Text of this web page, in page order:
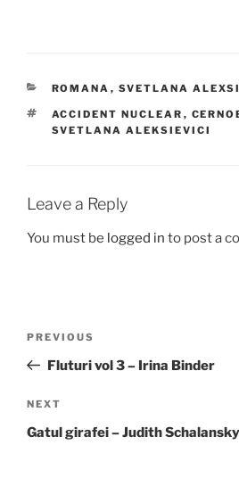
CATEGORIES
ROMANA , SVETLANA
TAGS
ACCIDENT NUCLEAR ,
SVETLANA ALEKSIEVICI
Leave a Reply
You must be logged in to post a
Previous
Post
PREVIOUS
Fluturi vol 3 – Irina Binder
Next
Post
NEXT
Gatul girafei – Judith Schalansky